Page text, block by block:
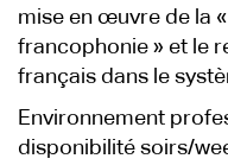
mise en œuvre de la
francophonie » et le
français dans le
Environnement
disponibilité soirs/